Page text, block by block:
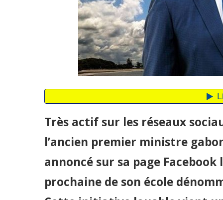
Très actif sur les réseaux
l’ancien premier ministre
annoncé sur sa page
prochaine de son école